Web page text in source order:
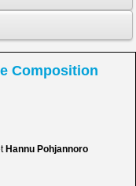
Composition
Hannu Pohjannoro